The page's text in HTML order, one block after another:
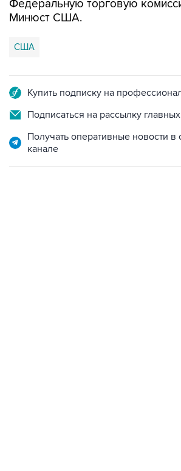
США
Подписаться на рассылку главных
Получать оперативные новости